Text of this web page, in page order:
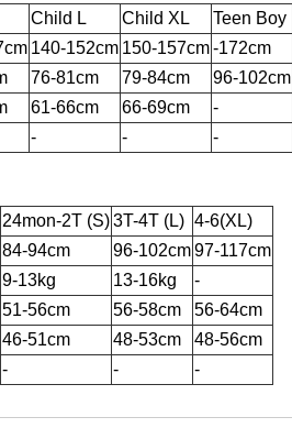
Child L Child XL Teen Boy
140-152cm 150-157cm-172cm
76-81cm 79-84cm 96-102cm
61-66cm 66-69cm -
- - -
24mon-2T (S)3T-4T (L) 4-6(XL)
84-94cm 96-102cm97-117cm
9-13kg 13-16kg
-
51-56cm 56-58cm
56-64cm
46-51cm 48-53cm
48-56cm
- - -